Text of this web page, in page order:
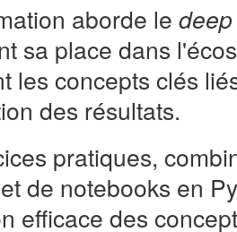
aborde le
sa place dans
les concepts clés
des résultats.
pratiques,
de notebooks en
efficace des